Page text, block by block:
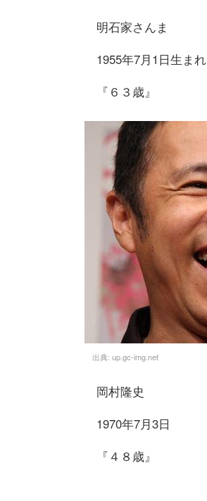
明石家さんま
1955年7月1日生まれ
『６３歳』
出典: up.gc-img.net
岡村隆史
1970年7月3日
『４８歳』